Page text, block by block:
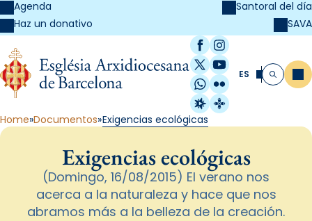
Agenda
Haz un donativo
Santoral del día
SAVA
Facebook
Instagram
X / Twitter
YouTube
WhatsApp
Flickr
Radio Estel
Catalunya
ES Buscar
Home Documentos Exigencias ecológicas
Exigencias ecológicas
(Domingo, 16/08/2015) El verano nos
acerca a la naturaleza y hace que nos
abramos más a la belleza de la creación.